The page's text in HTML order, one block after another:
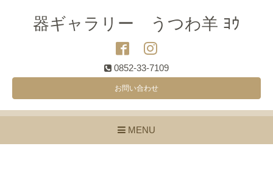
器ギャラリー うつわ羊 ﾖｳ
0852-33-7109
お問い合わせ
MENU